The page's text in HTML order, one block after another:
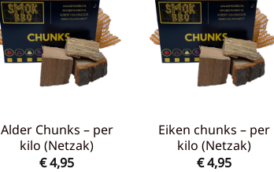
Toevoegen
aan
verlanglijst
Alder Chunks – per
kilo (Netzak)
€4,95
Toevoegen
aan
verlanglijst
Eiken chunks – per
kilo (Netzak)
€4,95